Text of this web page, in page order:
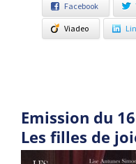
Facebook
Viadeo
Emission du
Les filles de